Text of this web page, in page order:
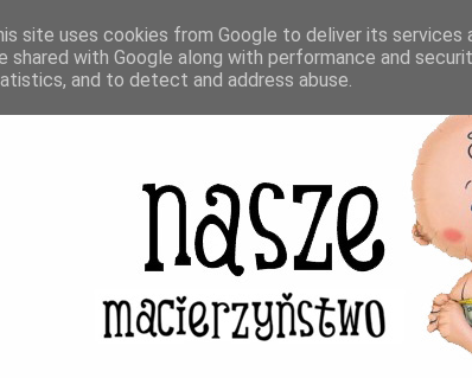
site uses cookies from Google to deliver its services
shared with Google along with performance and
and to detect and address abuse.